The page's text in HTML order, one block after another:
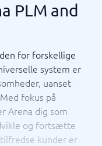
PLM and
for forskellige
system er
uanset
fokus på
Arena dig som
og fortsætte
kunder er